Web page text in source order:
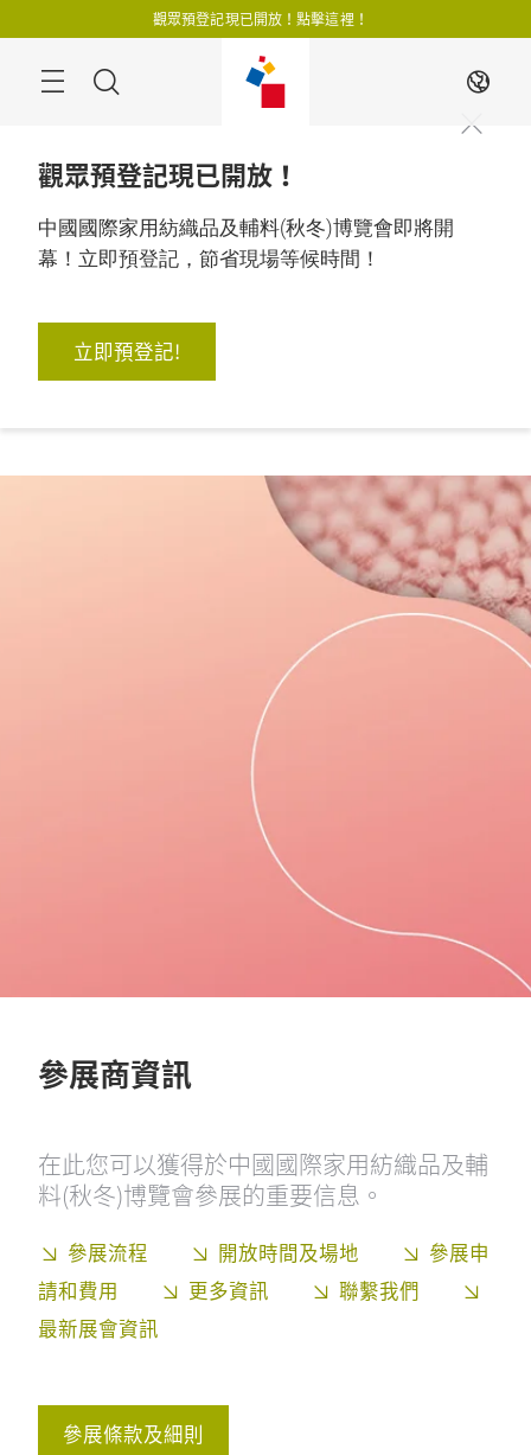
過
觀眾預登記現已開放！點擊這裡！
ZH
觀眾預登記現已開放！
中國國際家用紡織品及輔料(秋冬)博覽會即將開
幕！立即預登記，節省現場等候時間！
立即預登記!
2026年8月18至20日
參展商資訊
在此您可以獲得於中國國際家用紡織品及輔
料(秋冬)博覽會參展的重要信息。
參展流程 開放時間及場地
參展申
請和費用
更多資訊
聯繫我們
最新展會資訊
參展條款及細則